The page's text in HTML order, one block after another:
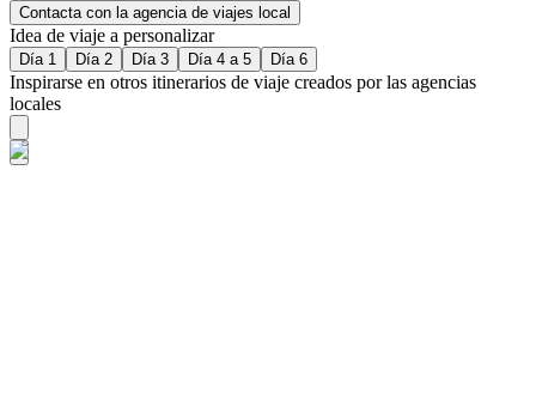
Contacta con la agencia de viajes local
Idea de viaje a personalizar
Día 1 Día 2 Día 3 Día 4 a 5 Día 6
Inspirarse en otros itinerarios de viaje creados por las agencias
locales